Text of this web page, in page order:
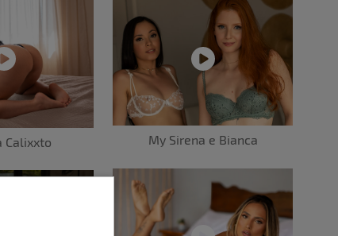
Calixxto My Sirena e Bianca